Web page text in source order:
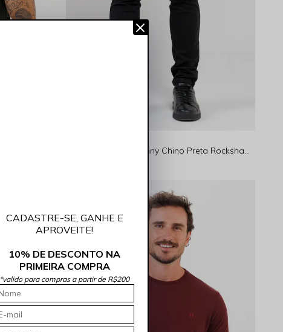
CADASTRE-SE, GANHE E
APROVEITE!
10% DE DESCONTO NA
PRIMEIRA COMPRA
*valido para compras a partir de R$200